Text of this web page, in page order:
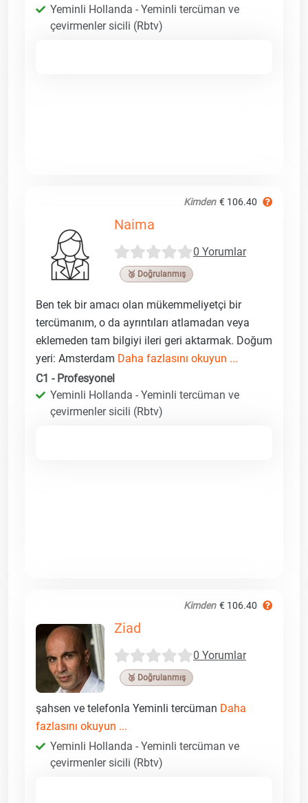
Yeminli Hollanda - Yeminli tercüman ve
çevirmenler sicili (Rbtv)
Kimden € 106.40
Naima
0 Yorumlar
🥉 Doğrulanmış
Ben tek bir amacı olan mükemmeliyetçi bir
tercümanım, o da ayrıntıları atlamadan veya
eklemeden tam bilgiyi ileri geri aktarmak. Doğum
yeri: Amsterdam Daha fazlasını okuyun ...
C1 - Profesyonel
Yeminli Hollanda - Yeminli tercüman ve
çevirmenler sicili (Rbtv)
Kimden € 106.40
Ziad
0 Yorumlar
🥉 Doğrulanmış
şahsen ve telefonla Yeminli tercüman Daha
fazlasını okuyun ...
Yeminli Hollanda - Yeminli tercüman ve
çevirmenler sicili (Rbtv)